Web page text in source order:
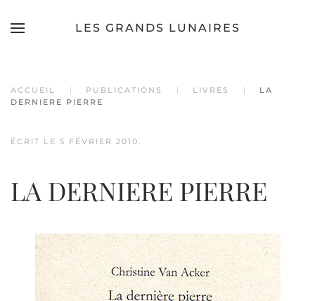
Accéder au contenu principal
LES GRANDS LUNAIRES
ACCUEIL PUBLICATIONS LIVRES
LA
DERNIERE PIERRE
ÉCRIT LE 5 FÉVRIER 2010.
LA DERNIERE PIERRE